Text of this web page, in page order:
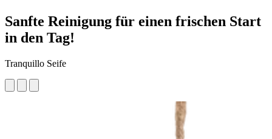
Sanfte Reinigung für einen frischen Start
in den Tag!
Tranquillo Seife